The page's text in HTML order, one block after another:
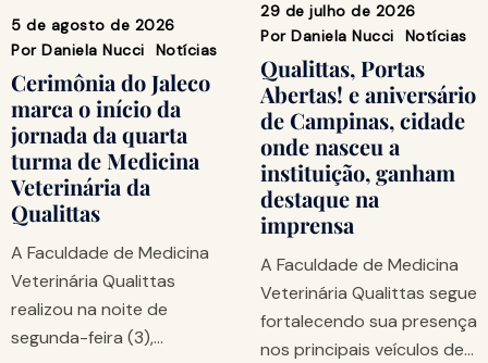
5 de agosto de 2026
Por Daniela Nucci Notícias
Cerimônia do Jaleco
marca o início da
jornada da quarta
turma de Medicina
Veterinária da
Qualittas
A Faculdade de Medicina
Veterinária Qualittas
realizou na noite de
segunda-feira (3),…
29 de julho de 2026
Por Daniela Nucci Notícias
Qualittas, Portas
Abertas! e aniversário
de Campinas, cidade
onde nasceu a
instituição, ganham
destaque na
imprensa
A Faculdade de Medicina
Veterinária Qualittas segue
fortalecendo sua presença
nos principais veículos de…